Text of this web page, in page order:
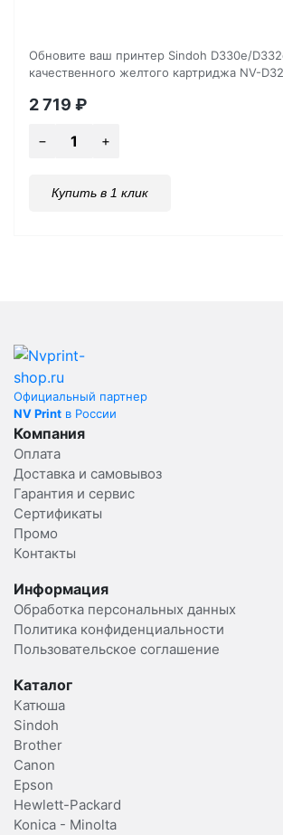
Обновите ваш принтер Sindoh D330e/
качественного желтого картриджа NV-
2 719 ₽
Купить в 1 клик
Официальный партнер
NV Print в России
Компания
Оплата
Доставка и самовывоз
Гарантия и сервис
Сертификаты
Промо
Контакты
Информация
Обработка персональных данных
Политика конфиденциальности
Пользовательское соглашение
Каталог
Катюша
Sindoh
Brother
Canon
Epson
Hewlett-Packard
Konica - Minolta